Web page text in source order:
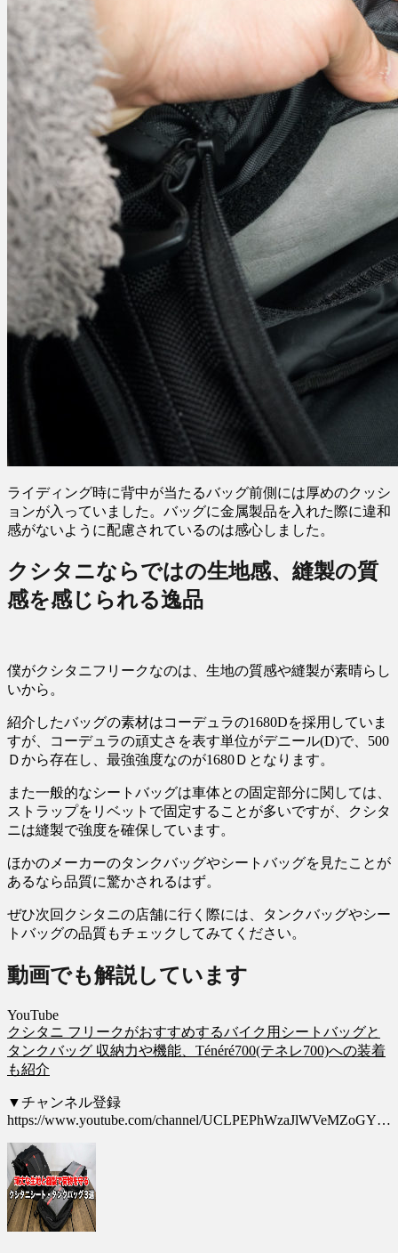
ライディング時に背中が当たるバッグ前側には厚めのクッシ
ョンが入っていました。バッグに金属製品を入れた際に違和
感がないように配慮されているのは感心しました。
クシタニならではの生地感、縫製の質
感を感じられる逸品
僕がクシタニフリークなのは、生地の質感や縫製が素晴らし
いから。
紹介したバッグの素材はコーデュラの1680Dを採用していま
すが、コーデュラの頑丈さを表す単位がデニール(D)で、500
Ｄから存在し、最強強度なのが1680Ｄとなります。
また一般的なシートバッグは車体との固定部分に関しては、
ストラップをリベットで固定することが多いですが、クシタ
ニは縫製で強度を確保しています。
ほかのメーカーのタンクバッグやシートバッグを見たことが
あるなら品質に驚かされるはず。
ぜひ次回クシタニの店舗に行く際には、タンクバッグやシー
トバッグの品質もチェックしてみてください。
動画でも解説しています
YouTube
クシタニ フリークがおすすめするバイク用シートバッグと
タンクバッグ 収納力や機能、Ténéré700(テネレ700)への装着
も紹介
▼チャンネル登録
https://www.youtube.com/channel/UCLPEPhWzaJlWVeMZoGY…